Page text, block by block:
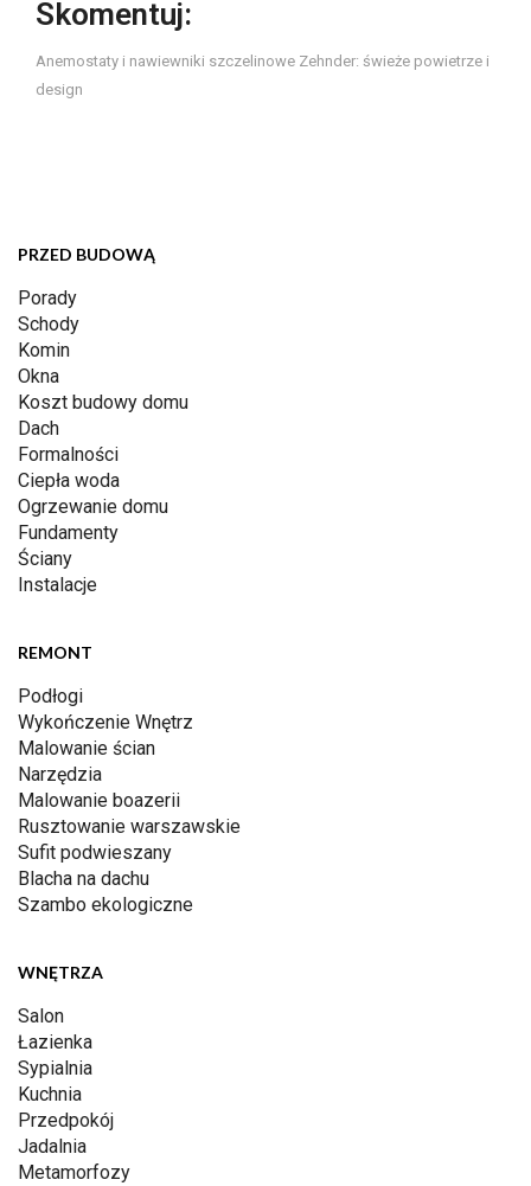
Skomentuj:
Anemostaty i nawiewniki szczelinowe Zehnder: świeże powietrze i
design
PRZED BUDOWĄ
Porady
Schody
Komin
Okna
Koszt budowy domu
Dach
Formalności
Ciepła woda
Ogrzewanie domu
Fundamenty
Ściany
Instalacje
REMONT
Podłogi
Wykończenie Wnętrz
Malowanie ścian
Narzędzia
Malowanie boazerii
Rusztowanie warszawskie
Sufit podwieszany
Blacha na dachu
Szambo ekologiczne
WNĘTRZA
Salon
Łazienka
Sypialnia
Kuchnia
Przedpokój
Jadalnia
Metamorfozy